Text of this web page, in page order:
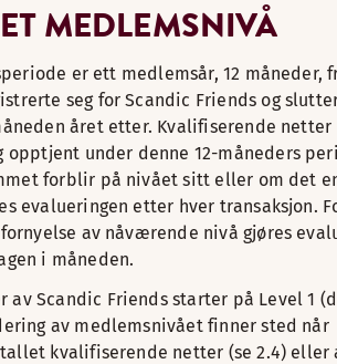
MEDLEMSNIVÅ
er ett medlemsår, 12 måneder,
seg for Scandic Friends og
året etter. Kvalifiserende
opptjent under denne 12-måneders
forblir på nivået sitt eller om det
evalueringen etter hver transaksjon.
av nåværende nivå gjøres
i måneden.
av Scandic Friends starter på Level 1
av medlemsnivået finner sted når
kvalifiserende netter (se 2.4)